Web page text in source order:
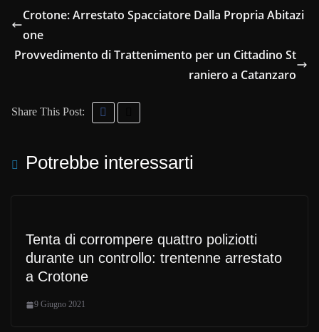
Crotone: Arrestato Spacciatore Dalla Propria Abitazi
one
Provvedimento di Trattenimento per un Cittadino St
raniero a Catanzaro
Share This Post:
Potrebbe interessarti
Tenta di corrompere quattro poliziotti
durante un controllo: trentenne arrestato
a Crotone
9 Giugno 2021